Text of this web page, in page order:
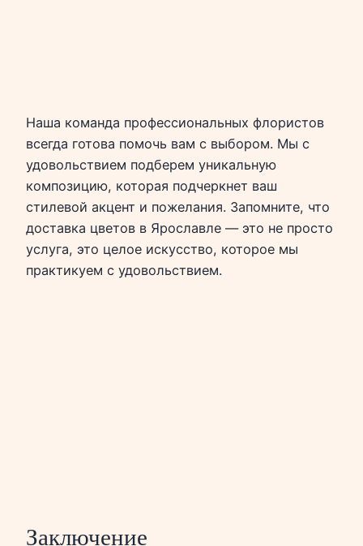
Наша команда профессиональных флористов
всегда готова помочь вам с выбором. Мы с
удовольствием подберем уникальную
композицию, которая подчеркнет ваш
стилевой акцент и пожелания. Запомните, что
доставка цветов в Ярославле — это не просто
услуга, это целое искусство, которое мы
практикуем с удовольствием.
Заключение